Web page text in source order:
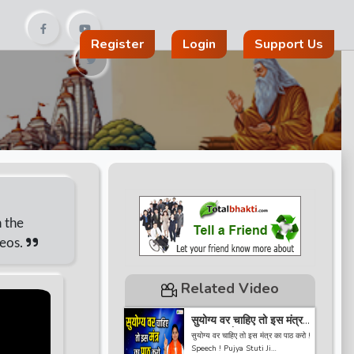
Register Login Support Us
the
Related Video
सुयोग्य वर चाहिए तो इस मंत्र
का पाठ करो ! Speech !
Pujya Stuti Ji
सुयोग्य वर चाहिए तो इस मंत्र का पाठ करो !
Speech ! Pujya Stuti Ji